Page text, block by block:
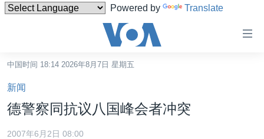
Powered by Translate
碍
链
接
转
中国
中国时间 18:14 2026年8月7日 星期五
新闻
德警察同抗议八国峰会者冲突
2007年6月2日 08:00